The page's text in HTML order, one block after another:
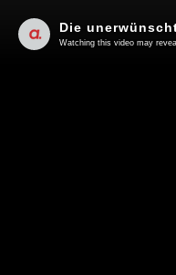
Watching this video may